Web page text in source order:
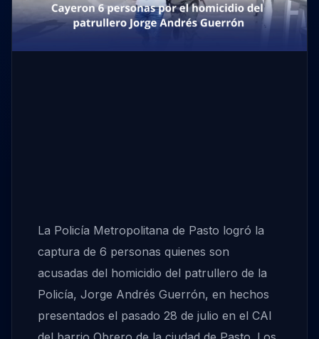
La Policía Metropolitana de Pasto logró la
captura de 6 personas quienes son
acusadas del homicidio del patrullero de la
Policía, Jorge Andrés Guerrón, en hechos
presentados el pasado 28 de julio en el CAI